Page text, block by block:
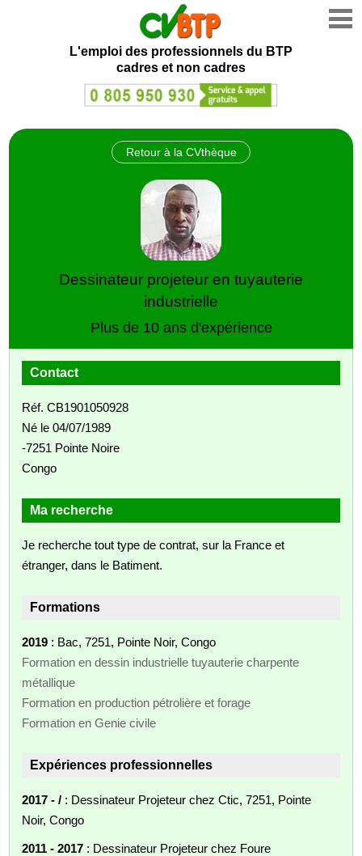
L'emploi des professionnels du BTP
cadres et non cadres
Retour à la CVthèque
Dessinateur projeteur en tuyauterie
industrielle
Plus de 10 ans d'expérience
Contact
Réf. CB1901050928
Né le 04/07/1989
-7251 Pointe Noire
Congo
Ma recherche
Je recherche tout type de contrat, sur la France et
étranger, dans le Batiment.
Formations
2019 : Bac, 7251, Pointe Noir, Congo
Formation en dessin industrielle tuyauterie charpente
métallique
Formation en production pétrolière et forage
Formation en Genie civile
Expériences professionnelles
2017 - / : Dessinateur Projeteur chez Ctic, 7251, Pointe
Noir, Congo
2011 - 2017 : Dessinateur Projeteur chez Foure